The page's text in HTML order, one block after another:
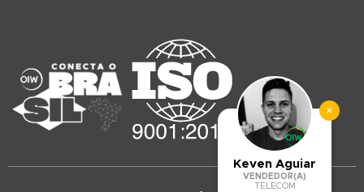
×
Keven Aguiar
VENDEDOR(A)
TELECOM